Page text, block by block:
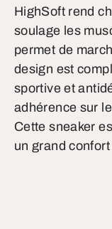
HighSoft rend
soulage les
permet de
design est
sportive et
adhérence sur
Cette sneaker
un grand